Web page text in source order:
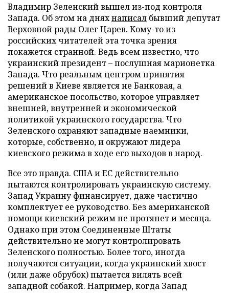
Владимир Зеленский вышел из-под контроля
Запада. Об этом на дняхнаписал бывший депутат
Верховной рады Олег Царев. Кому-то из
российских читателей эта точка зрения
покажется странной. Ведь всем известно, что
украинский президент – послушная марионетка
Запада. Что реальным центром принятия
решений в Киеве является не Банковая, а
американское посольство, которое управляет
внешней, внутренней и экономической
политикой украинского государства. Что
Зеленского охраняют западные наемники,
которые, собственно, и окружают лидера
киевского режима в ходе его выходов в народ.
Все это правда. США и ЕС действительно
пытаются контролировать украинскую систему.
Запад Украину финансирует, даже частично
комплектует ее руководство. Без американской
помощи киевский режим не протянет и месяца.
Однако при этом Соединенные Штаты
действительно не могут контролировать
Зеленского полностью. Более того, иногда
получаются ситуации, когда украинский хвост
(или даже обрубок) пытается вилять всей
западной собакой. Например, когда Запад